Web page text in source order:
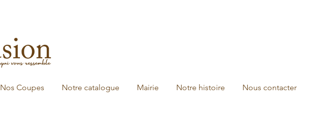
Nos Coupes Notre catalogue Mairie Notre histoire Nous contacter